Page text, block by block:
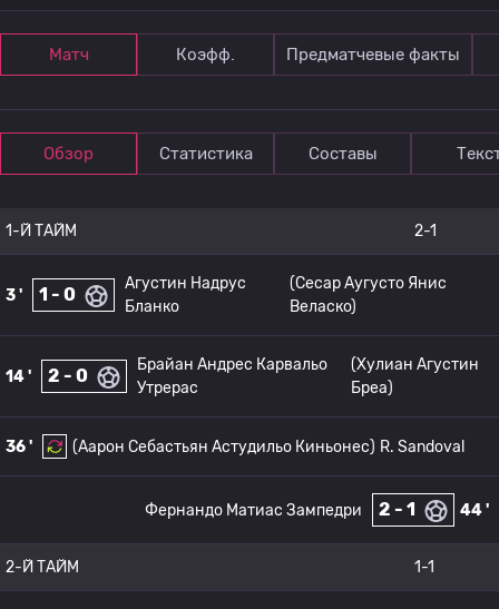
Матч Коэфф. Предматчевые факты
Обзор Статистика Составы
1-Й ТАЙМ 2-1
3 ' 1 - 0
Агустин Надрус
Бланко
(Сесар Аугусто Янис
Веласко)
14 ' 2 - 0
Брайан Андрес Карвальо
Утрерас
(Хулиан Агустин
Бреа)
36 ' (Аарон Себастьян Астудильо Киньонес) R. Sandoval
44 '
2 - 1
Фернандо Матиас Зампедри
2-Й ТАЙМ 1-1